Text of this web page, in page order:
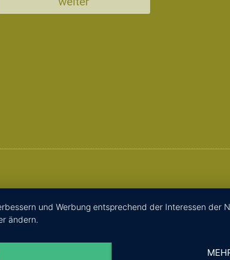
und Werbung entsprechend der Interessen der
ändern.